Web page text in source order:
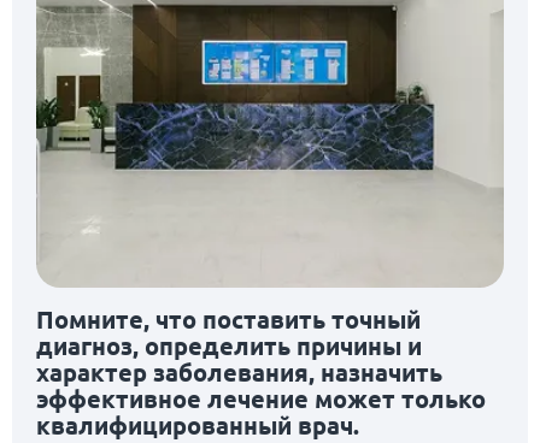
Помните, что поставить точный
диагноз, определить причины и
характер заболевания, назначить
эффективное лечение может только
квалифицированный врач.